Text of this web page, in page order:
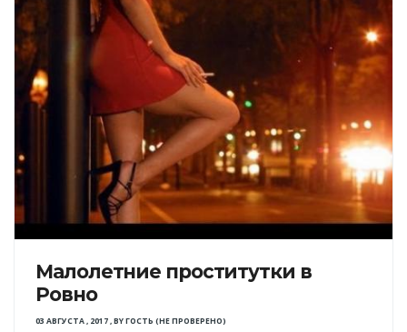
Малолетние проститутки в
Ровно
03 АВГУСТА , 2017,BYГОСТЬ (НЕ ПРОВЕРЕНО)